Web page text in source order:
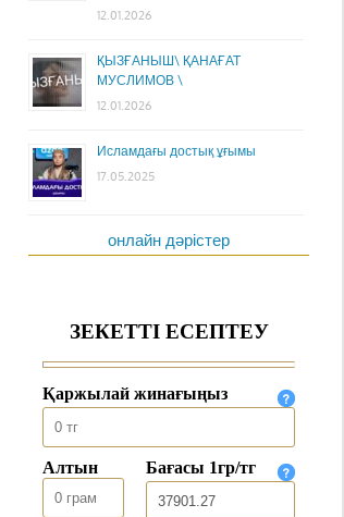
12.01.2026
ҚЫЗҒАНЫШ\ ҚАНАҒАТ
МУСЛИМОВ \
12.01.2026
Исламдағы достық ұғымы
17.05.2025
онлайн дәрістер